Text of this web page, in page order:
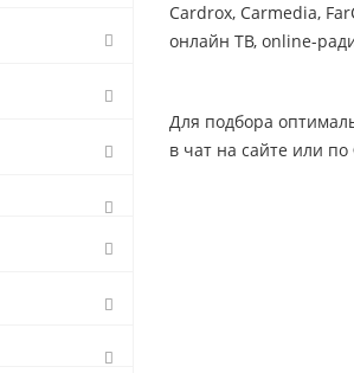
Cardrox, Carmedia,
онлайн ТВ, online-
Для подбора
в чат на сайте или